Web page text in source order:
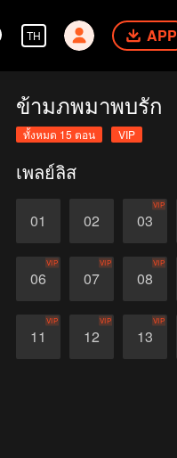
TH APP
ข้ามภพมาพบรัก
ทั้งหมด 15 ตอน VIP
เพลย์ลิส
01 02 03
VIP
06
VIP
07
VIP
08
VIP
11
VIP
12
VIP
13
VIP